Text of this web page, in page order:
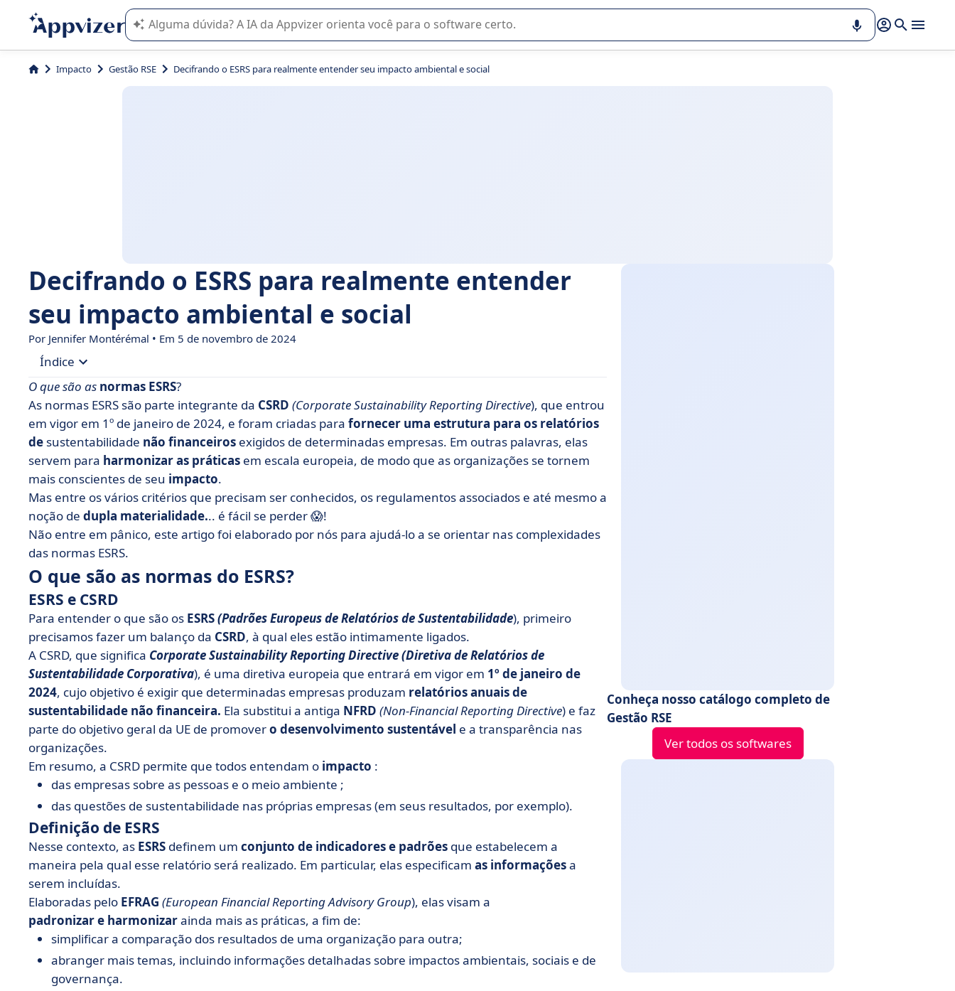
A IA do Appvizer o orienta no uso ou na seleção de software SaaS para sua empresa.
Impacto Gestão RSE Decifrando o ESRS para realmente entender seu impacto ambiental e social
Decifrando o ESRS para realmente entender
seu impacto ambiental e social
Por Jennifer Montérémal • Em 5 de novembro de 2024
Índice
• O que são as normas do ESRS?
• Como funciona o ESRS
• Quais são as 12 normas ESRS?
• Quais empresas são cobertas pela CSRD?
• O cronograma de implementação do ESRS
• Como você prepara sua empresa para o ESRS?
• O que podemos aprender com os ESRS?
O que são as normas ESRS?
As normas ESRS são parte integrante da CSRD (Corporate Sustainability Reporting Directive), que entrou
em vigor em 1º de janeiro de 2024, e foram criadas para fornecer uma estrutura para os relatórios
de sustentabilidade não financeiros exigidos de determinadas empresas. Em outras palavras, elas
servem para harmonizar as práticas em escala europeia, de modo que as organizações se tornem
mais conscientes de seu impacto.
Mas entre os vários critérios que precisam ser conhecidos, os regulamentos associados e até mesmo a
noção de dupla materialidade... é fácil se perder 😱!
Não entre em pânico, este artigo foi elaborado por nós para ajudá-lo a se orientar nas complexidades
das normas ESRS.
O que são as normas do ESRS?
ESRS e CSRD
Para entender o que são os ESRS(Padrões Europeus de Relatórios de Sustentabilidade), primeiro
precisamos fazer um balanço da CSRD, à qual eles estão intimamente ligados.
A CSRD, que significa Corporate Sustainability Reporting Directive (Diretiva de Relatórios de
Sustentabilidade Corporativa), é uma diretiva europeia que entrará em vigor em 1º de janeiro de
2024, cujo objetivo é exigir que determinadas empresas produzam relatórios anuais de
sustentabilidade não financeira. Ela substitui a antiga NFRD (Non-Financial Reporting Directive) e faz
parte do objetivo geral da UE de promovero desenvolvimento sustentável e a transparência nas
organizações.
Em resumo, a CSRD permite que todos entendam o impacto :
das empresas sobre as pessoas e o meio ambiente ;
das questões de sustentabilidade nas próprias empresas (em seus resultados, por exemplo).
Definição de ESRS
Nesse contexto, as ESRS definem um conjunto de indicadores e padrões que estabelecem a
maneira pela qual esse relatório será realizado. Em particular, elas especificam as informaçõesa
serem incluídas.
Elaboradas pelo EFRAG (European Financial Reporting Advisory Group), elas visam a
padronizar e harmonizarainda mais as práticas, a fim de:
simplificar a comparação dos resultados de uma organização para outra;
abranger mais temas, incluindo informações detalhadas sobre impactos ambientais, sociais e de
governança.
Conheça nosso catálogo completo de
Gestão RSE
Ver todos os softwares